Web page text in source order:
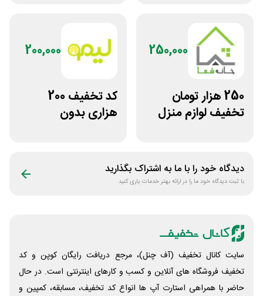
250,000
250 هزار تومان
تخفیف لوازم منزل
200,000
کد تخفیف 200
هزاری بدون
دیدگاه خود را با ما به اشتراک بگذارید
با ثبت دیدگاه خود ما را در ارائه بهتر خدمات یاری کنید
سایت کانال تخفیف (آف چنل)، مرجع دریافت رایگان کوپن و کد
تخفیف فروشگاه های آنلاین و کسب و‌ کارهای اینترنتی است. در حال
حاضر با همراهی استارت آپ ها انواع کد تخفیف، مسابقه، کمپین و